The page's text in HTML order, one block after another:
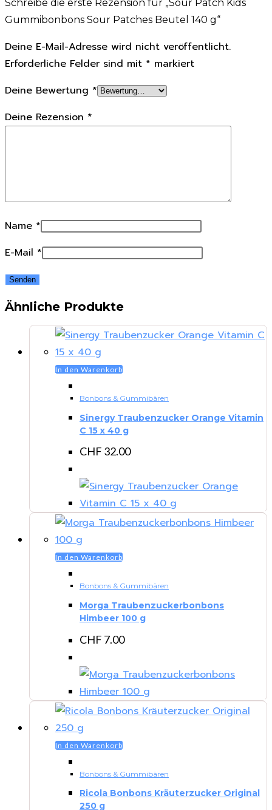
Schreibe die erste Rezension für „Sour Patch Kids
Gummibonbons Sour Patches Beutel 140 g“
Deine E-Mail-Adresse wird nicht veröffentlicht.
Erforderliche Felder sind mit * markiert
Deine Bewertung *
Deine Rezension *
Name *
E-Mail *
Ähnliche Produkte
In den Warenkorb
Bonbons & Gummibären
Sinergy Traubenzucker Orange Vitamin
C 15 x 40 g
CHF 32.00
In den Warenkorb
Bonbons & Gummibären
Morga Traubenzuckerbonbons
Himbeer 100 g
CHF 7.00
In den Warenkorb
Bonbons & Gummibären
Ricola Bonbons Kräuterzucker Original
250 g